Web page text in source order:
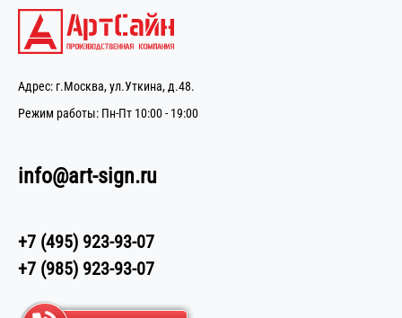
Адрес: г.Москва, ул.Уткина, д.48.
Режим работы: Пн-Пт 10:00 - 19:00
info@art-sign.ru
+7 (495) 923-93-07
+7 (985) 923-93-07